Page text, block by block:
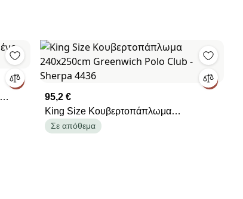
95,2 €
King Size Κουβερτοπάπλωμα
240x250cm Greenwich Polo Club -
Σε απόθεμα